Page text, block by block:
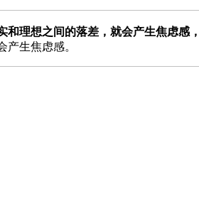
和理想之间的落差，就会产生焦虑感
产生焦虑感。